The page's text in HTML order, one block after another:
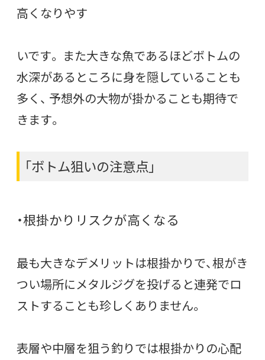
高くなりやす
いです。 また大きな魚であるほどボトムの
水深があるところに身を隠していることも
多く、 予想外の大物が掛かることも期待で
きます。
「ボトム狙いの注意点」
・根掛かりリスクが高くなる
最も大きなデメリットは根掛かりで、根がき
つい場所にメタルジグを投げると連発でロ
ストすることも珍しくありません。
表層や中層を狙う釣りでは根掛かりの心配